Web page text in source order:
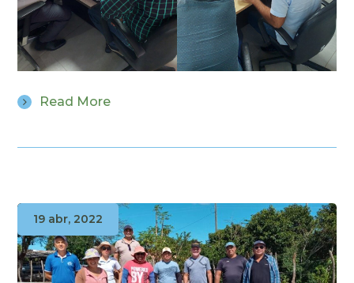
Read More
19 abr, 2022